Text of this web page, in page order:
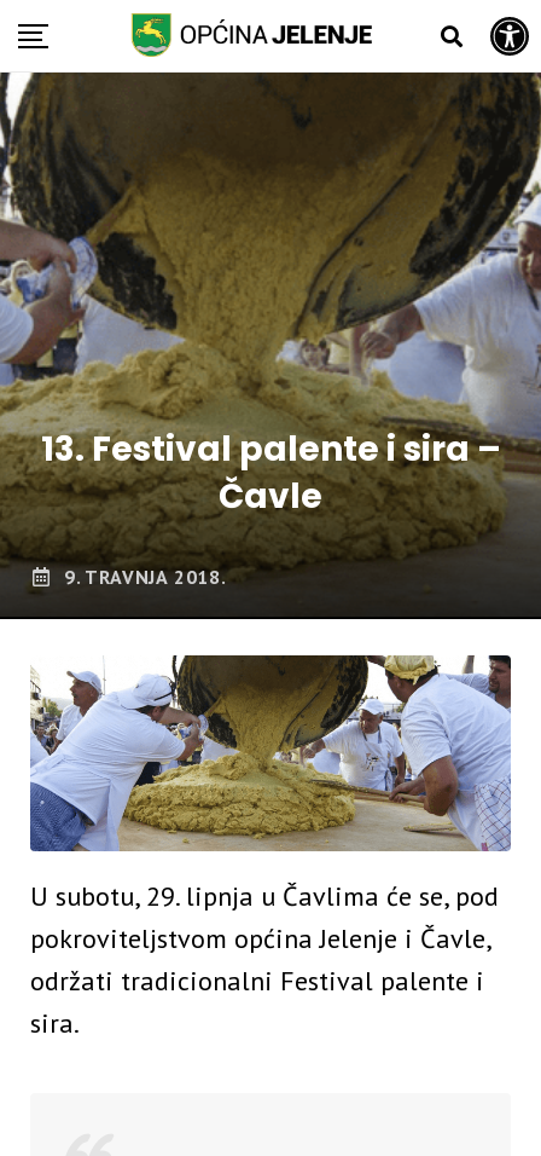
Open toolbar
Skip
content
13. Festival palente i sira –
Čavle
9. TRAVNJA 2018.
U subotu, 29. lipnja u Čavlima će se, pod
pokroviteljstvom općina Jelenje i Čavle,
održati tradicionalni Festival palente i
sira.